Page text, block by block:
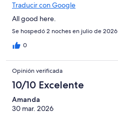
Traducir con Google
All good here.
Se hospedó 2 noches en julio de 2026
0
Opinión verificada
10/10 Excelente
Amanda
30 mar. 2026